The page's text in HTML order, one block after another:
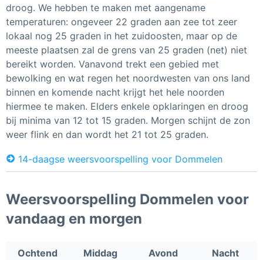
droog. We hebben te maken met aangename
temperaturen: ongeveer 22 graden aan zee tot zeer
lokaal nog 25 graden in het zuidoosten, maar op de
meeste plaatsen zal de grens van 25 graden (net) niet
bereikt worden. Vanavond trekt een gebied met
bewolking en wat regen het noordwesten van ons land
binnen en komende nacht krijgt het hele noorden
hiermee te maken. Elders enkele opklaringen en droog
bij minima van 12 tot 15 graden. Morgen schijnt de zon
weer flink en dan wordt het 21 tot 25 graden.
14-daagse weersvoorspelling voor Dommelen
Weersvoorspelling Dommelen voor
vandaag en morgen
Ochtend Middag Avond Nacht